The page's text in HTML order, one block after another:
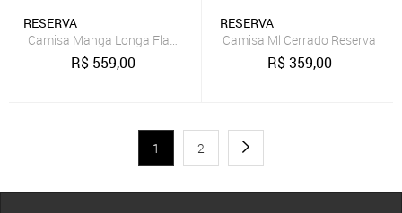
RESERVA
Camisa Manga Longa Flame Xadrez Dover Reserva
R$ 559,00
RESERVA
Camisa Ml Cerrado Reserva
R$359,00
1 2